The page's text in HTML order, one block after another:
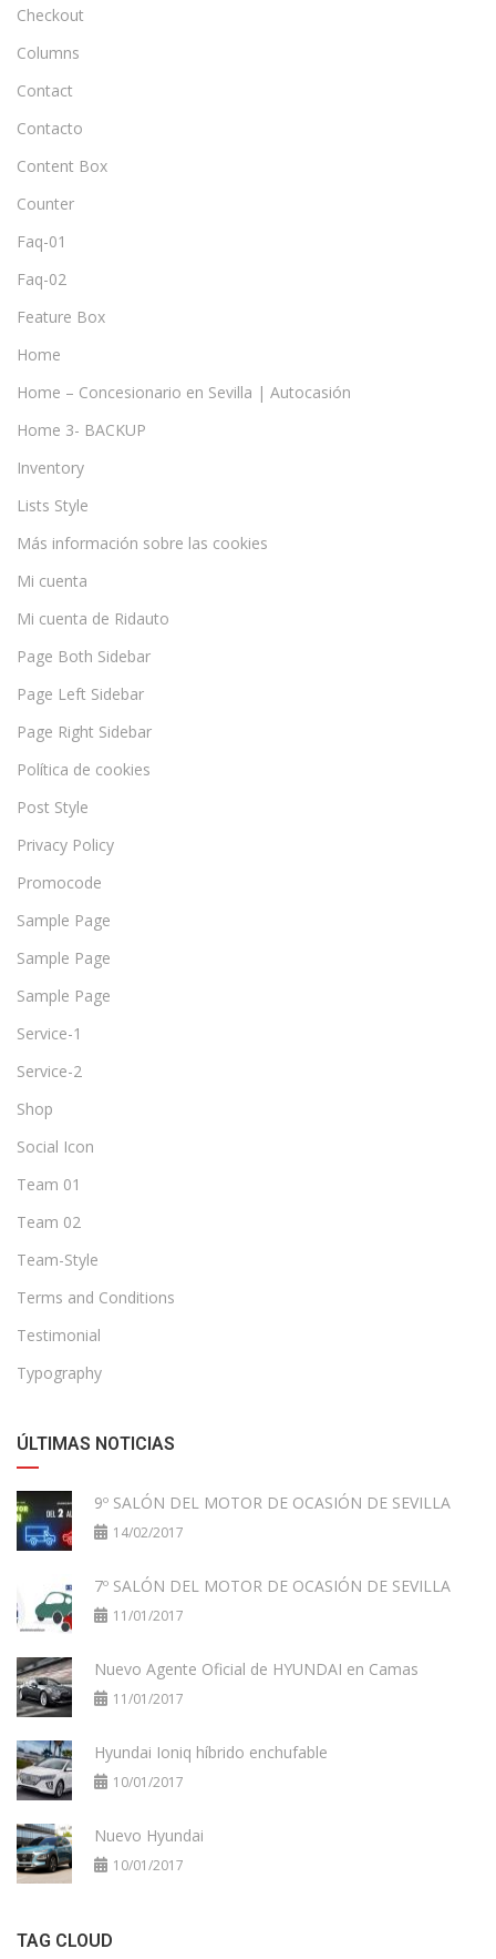
Checkout
Columns
Contact
Contacto
Content Box
Counter
Faq-01
Faq-02
Feature Box
Home
Home – Concesionario en Sevilla | Autocasión
Home 3- BACKUP
Inventory
Lists Style
Más información sobre las cookies
Mi cuenta
Mi cuenta de Ridauto
Page Both Sidebar
Page Left Sidebar
Page Right Sidebar
Política de cookies
Post Style
Privacy Policy
Promocode
Sample Page
Sample Page
Sample Page
Service-1
Service-2
Shop
Social Icon
Team 01
Team 02
Team-Style
Terms and Conditions
Testimonial
Typography
ÚLTIMAS NOTICIAS
9º SALÓN DEL MOTOR DE OCASIÓN DE SEVILLA
14/02/2017
7º SALÓN DEL MOTOR DE OCASIÓN DE SEVILLA
11/01/2017
Nuevo Agente Oficial de HYUNDAI en Camas
11/01/2017
Hyundai Ioniq híbrido enchufable
10/01/2017
Nuevo Hyundai
10/01/2017
TAG CLOUD